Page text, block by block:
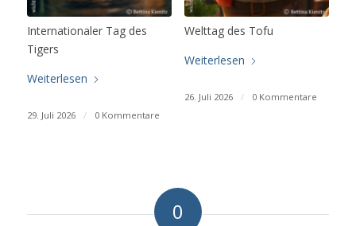
Internationaler Tag des
Tigers
Weiterlesen
29. Juli 2026 / 0 Kommentare
Welttag des Tofu
Weiterlesen
26. Juli 2026 / 0 Kommentare
0